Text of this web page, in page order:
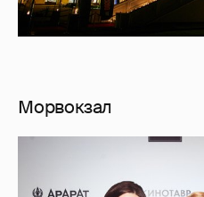
Морвокзал